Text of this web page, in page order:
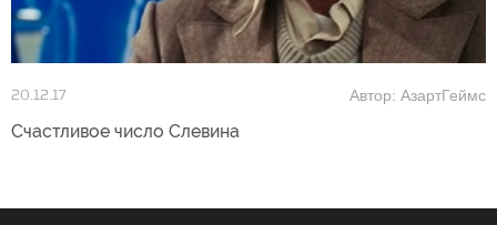
20.12.17 Автор: АзартГеймс
Счастливое число Слевина